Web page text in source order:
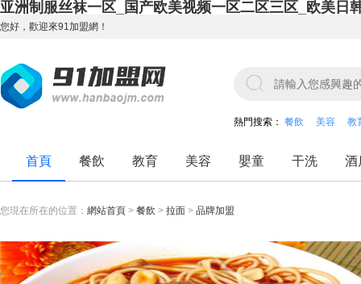
亚洲制服丝袜一区_国产欧美视频一区二区三区_欧美日
您好，歡迎來91加盟網！
熱門搜索： 餐飲 美容 教
首頁 餐飲 教育 美容 嬰童 干洗 酒
您現在所在的位置： 網站首頁 > 餐飲 > 拉面 > 品牌加盟